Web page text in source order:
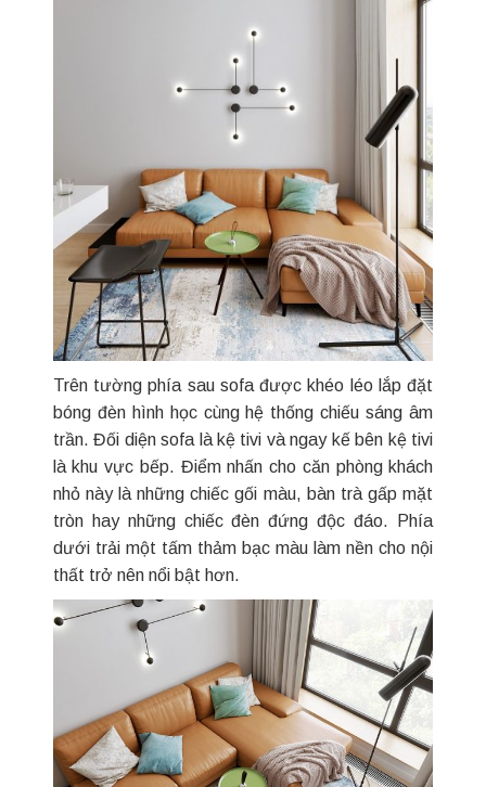
Trên tường phía sau sofa được khéo léo lắp đặt
bóng đèn hình học cùng hệ thống chiếu sáng âm
trần. Đối diện sofa là kệ tivi và ngay kế bên kệ tivi
là khu vực bếp. Điểm nhấn cho căn phòng khách
nhỏ này là những chiếc gối màu, bàn trà gấp mặt
tròn hay những chiếc đèn đứng độc đáo. Phía
dưới trải một tấm thảm bạc màu làm nền cho nội
thất trở nên nổi bật hơn.